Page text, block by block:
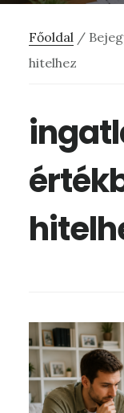
Főoldal /
hitelhez